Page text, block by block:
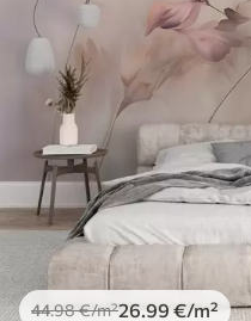
44.98€/m²26.99 €/m²